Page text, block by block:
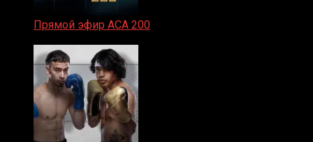
Прямой эфир ACA 200